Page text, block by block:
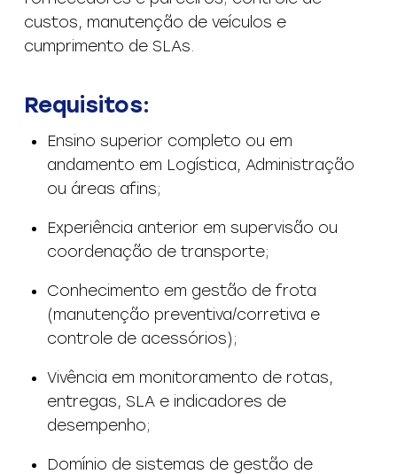
custos, manutenção de veículos e
cumprimento de SLAs.
Requisitos:
Ensino superior completo ou em
andamento em Logística, Administração
ou áreas afins;
Experiência anterior em supervisão ou
coordenação de transporte;
Conhecimento em gestão de frota
(manutenção preventiva/corretiva e
controle de acessórios);
Vivência em monitoramento de rotas,
entregas, SLA e indicadores de
desempenho;
Domínio de sistemas de gestão de